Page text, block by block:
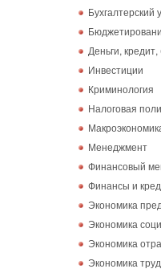
Бухгалтерский
Деньги, кредит,
Инвестиции
Криминология
Налоговая
Менеджмент
Финансовый
Финансы и
Экономика
Экономика
Экономика
Экономика